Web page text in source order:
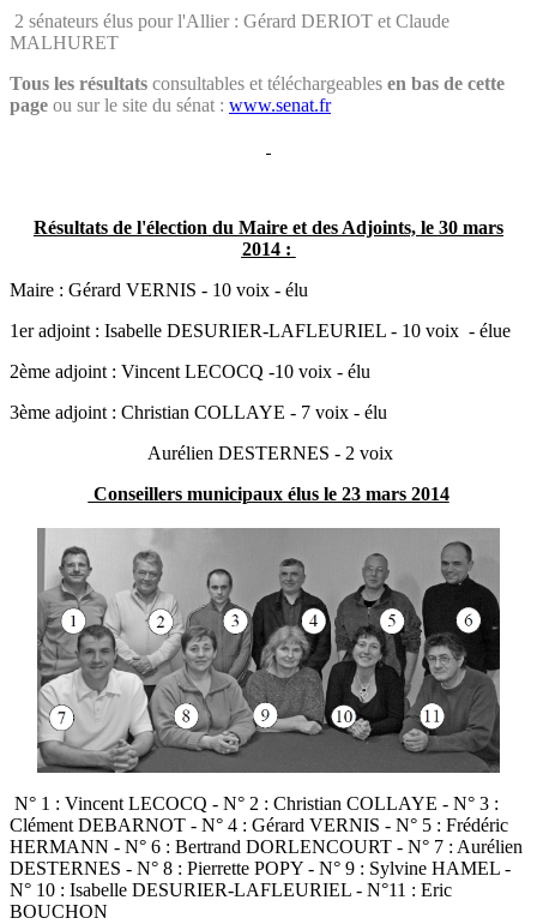
2 sénateurs élus pour l'Allier : Gérard DERIOT et Claude
MALHURET
Tous les résultats consultables et téléchargeables en bas de cette
page ou sur le site du sénat : www.senat.fr
Résultats de l'élection du Maire et des Adjoints, le 30 mars
2014 :
Maire : Gérard VERNIS - 10 voix - élu
1er adjoint : Isabelle DESURIER-LAFLEURIEL - 10 voix - élue
2ème adjoint : Vincent LECOCQ -10 voix - élu
3ème adjoint : Christian COLLAYE - 7 voix - élu
Aurélien DESTERNES - 2 voix
Conseillers municipaux élus le 23 mars 2014
N° 1 : Vincent LECOCQ - N° 2 : Christian COLLAYE - N° 3 :
Clément DEBARNOT - N° 4 : Gérard VERNIS - N° 5 : Frédéric
HERMANN - N° 6 : Bertrand DORLENCOURT - N° 7 : Aurélien
DESTERNES - N° 8 : Pierrette POPY - N° 9 : Sylvine HAMEL -
N° 10 : Isabelle DESURIER-LAFLEURIEL - N°11 : Eric
BOUCHON